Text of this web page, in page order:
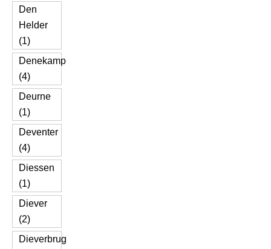
Den
Helder
(1)
Denekamp
(4)
Deurne
(1)
Deventer
(4)
Diessen
(1)
Diever
(2)
Dieverbrug